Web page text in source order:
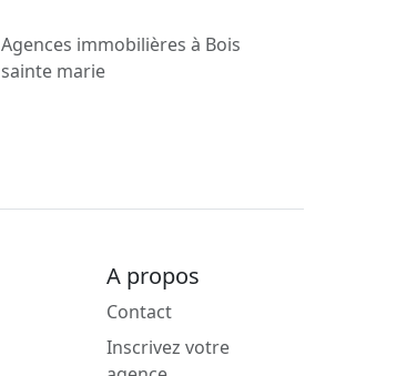
Agences immobilières à Bois
sainte marie
A propos
Contact
Inscrivez votre